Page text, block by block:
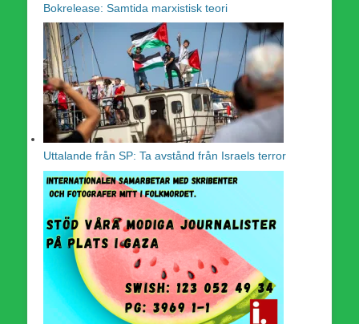
Bokrelease: Samtida marxistisk teori
Uttalande från SP: Ta avstånd från Israels terror